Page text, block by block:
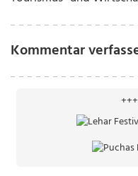
Kommentar